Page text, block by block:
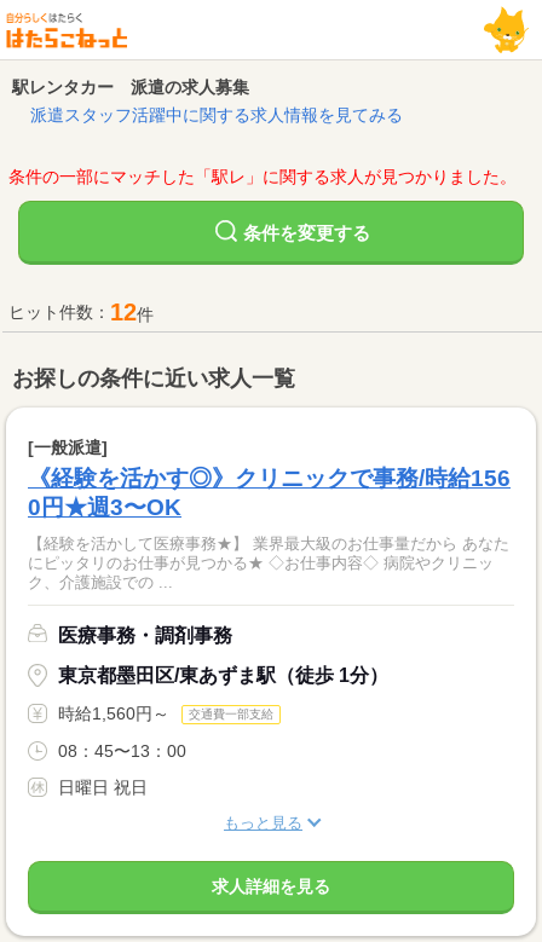
駅レンタカー 派遣の求人募集
派遣スタッフ活躍中に関する求人情報を見てみる
条件の一部にマッチした「駅レ」に関する求人が見つかりました。
条件を変更する
ヒット件数： 12件
お探しの条件に近い求人一覧
[一般派遣]
《経験を活かす◎》クリニックで事務/時給156
0円★週3〜OK
【経験を活かして医療事務★】 業界最大級のお仕事量だから あなた
にピッタリのお仕事が見つかる★ ◇お仕事内容◇ 病院やクリニッ
ク、介護施設での ...
医療事務・調剤事務
東京都墨田区/東あずま駅（徒歩 1分）
時給1,560円～ 交通費一部支給
08：45〜13：00
日曜日 祝日
もっと見る
求人詳細を見る